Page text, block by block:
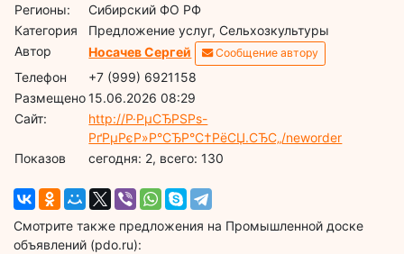
Регионы:
Сибирский ФО РФ
Категория
Предложение услуг, Сельхозкультуры
Автор
Носачев Сергей Сообщение автору
Телефон
+7 (999) 6921158
Размещено15.06.2026 08:29
Сайт:
http://Р·РµСЂРЅРѕ-
РґРµРєР»Р°СЂР°С†РёСЏ.СЂС„/neworder
Показов
cегодня: 2, всего: 130
Смотрите также предложения на Промышленной доске
объявлений (pdo.ru):